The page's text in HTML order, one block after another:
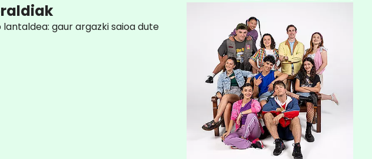
gaur argazki saioa dute